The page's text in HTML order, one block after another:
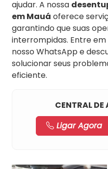
ajudar. A nossa
em Mauá oferece
garantindo que suas
interrompidas. Entre
nosso WhatsApp e
solucionar seus
eficiente.
CENTRAL
Ligar Agora